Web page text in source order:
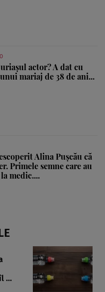
actor? A dat cu
mariaj de 38 de ani...
Alina Pușcău că
Primele semne care au
medic....
...